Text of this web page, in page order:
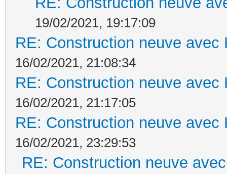
19/02/2021, 19:17:09
RE: Construction neuve avec
16/02/2021, 21:08:34
RE: Construction neuve avec
16/02/2021, 21:17:05
RE: Construction neuve avec
16/02/2021, 23:29:53
RE: Construction neuve